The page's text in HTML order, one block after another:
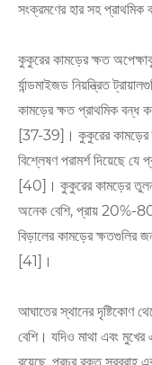
সংক্রমণের হার সহ প্রাথমিক
কুকুরের কামড়ের ক্ষত
র্যান্ডমাইজড নিয়ন্ত্রিত
কামড়ের ক্ষত প্রাথমিক বন্ধ
[37-39]। কুকুরের কামড়ের
বিশ্লেষণ পরামর্শ দিয়েছে যে
[40]। কুকুরের কামড়ের
অনেক বেশি, প্রায় 20%-
বিড়ালের কামড়ের ক্ষতগুলির
[41]।
আঘাতের স্থানের দৃষ্টিকোণ
বেশি। যদিও মাথা এবং